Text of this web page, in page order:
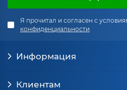
Я прочитал и согласен с
конфиденциальности
Информация
Клиентам